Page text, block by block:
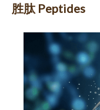
胜肽 Peptides